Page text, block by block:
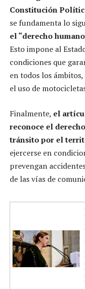
Constitución
se fundamenta lo
el “derecho
Esto impone al
condiciones que
en todos los
el uso de
Finalmente, el
reconoce el
tránsito por el
ejercerse en
prevengan
de las vías de